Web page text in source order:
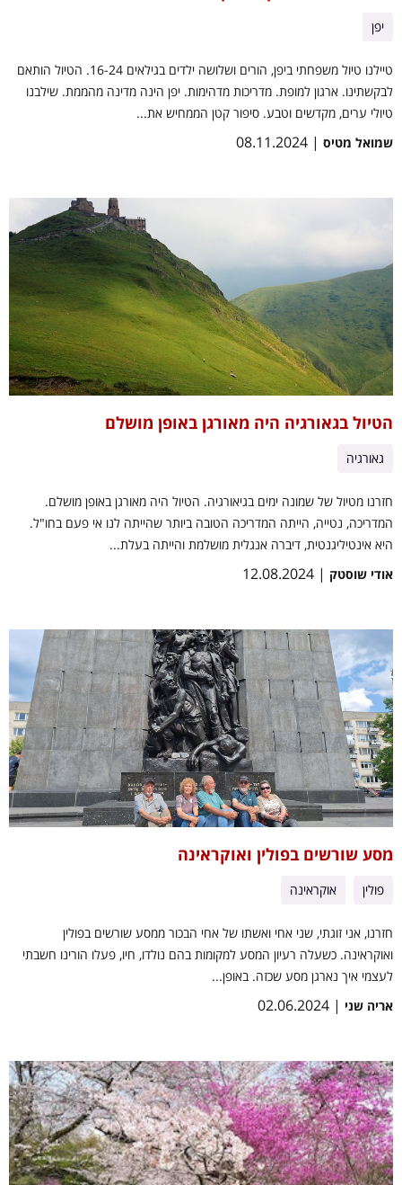
יפן
טיילנו טיול משפחתי ביפן, הורים ושלושה ילדים בגילאים 16-24. הטיול הותאם
לבקשתינו. ארגון למופת. מדריכות מדהימות. יפן הינה מדינה מהממת. שילבנו
טיולי ערים, מקדשים וטבע. סיפור קטן הממחיש את...
שמואל מטיס | 08.11.2024
הטיול בגאורגיה היה מאורגן באופן מושלם
גאורגיה
חזרנו מטיול של שמונה ימים בגיאורגיה. הטיול היה מאורגן באופן מושלם.
המדריכה, נטייה, הייתה המדריכה הטובה ביותר שהייתה לנו אי פעם בחו"ל.
היא אינטיליגנטית, דיברה אנגלית מושלמת והייתה בעלת...
אודי שוסטק | 12.08.2024
מסע שורשים בפולין ואוקראינה
פולין אוקראינה
חזרנו, אני זוגתי, שני אחי ואשתו של אחי הבכור ממסע שורשים בפולין
ואוקראינה. כשעלה רעיון המסע למקומות בהם נולדו, חיו, פעלו הורינו חשבתי
לעצמי איך נארגן מסע שכזה. באופן...
אריה שני | 02.06.2024